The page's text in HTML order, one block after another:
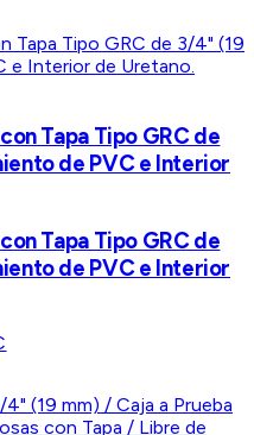
Tapa Tipo GRC de
de PVC e Interior
Tapa Tipo GRC de
de PVC e Interior